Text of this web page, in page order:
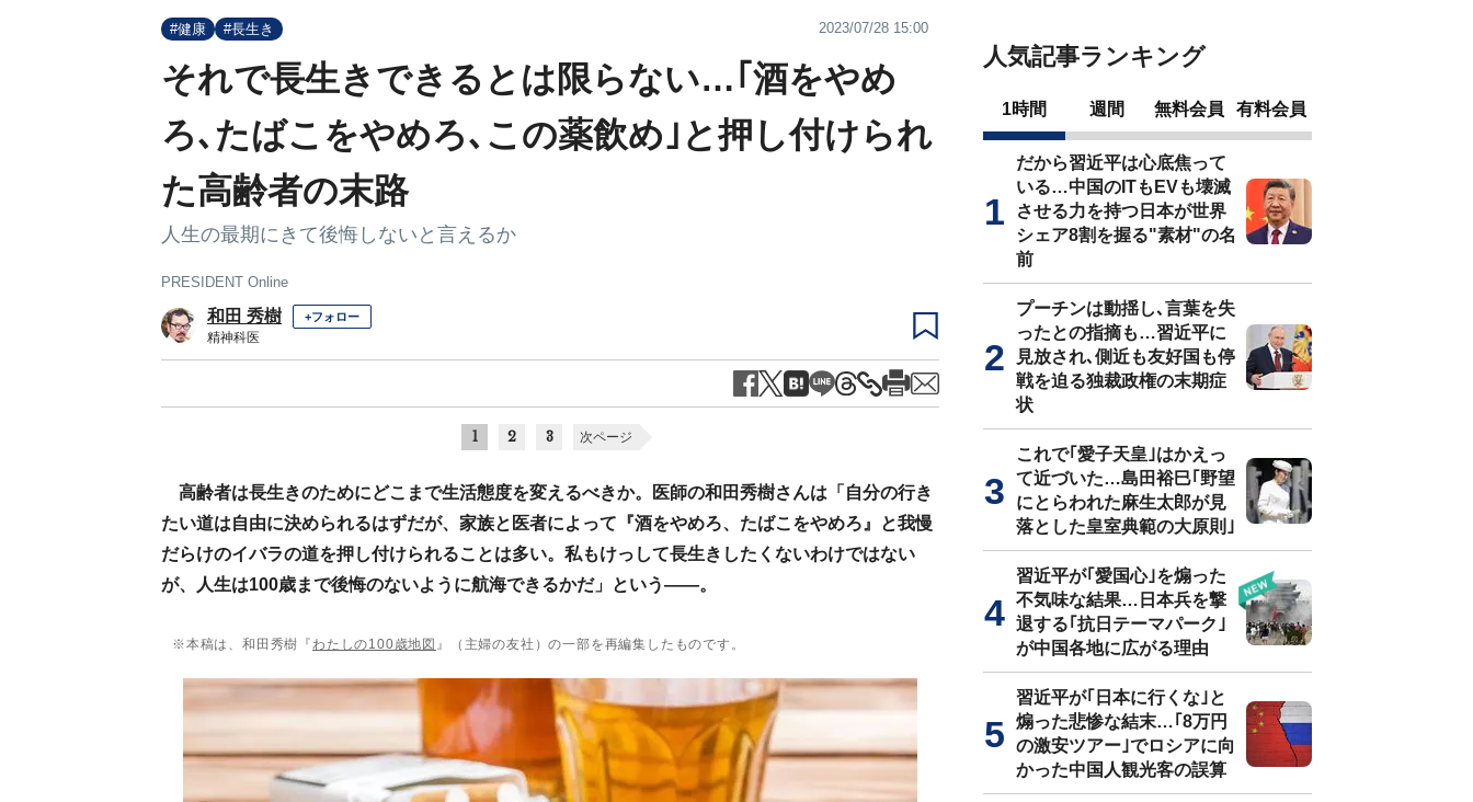
#健康 #長生き 2023/07/28 15:00
それで長生きできるとは限らない…｢酒をやめ
ろ､たばこをやめろ､この薬飲め｣と押し付けられ
た高齢者の末路
人生の最期にきて後悔しないと言えるか
PRESIDENT Online
和田 秀樹 +フォロー
精神科医
1 2 3 次ページ
高齢者は長生きのためにどこまで生活態度を変えるべきか。医師の和田秀樹さんは「自分の行き
たい道は自由に決められるはずだが、家族と医者によって『酒をやめろ、たばこをやめろ』と我慢
だらけのイバラの道を押し付けられることは多い。私もけっして長生きしたくないわけではない
が、人生は100歳まで後悔のないように航海できるかだ」という――。
※本稿は、和田秀樹『わたしの100歳地図 』（主婦の友社）の一部を再編集したものです。
人気記事ランキング
1時間 週間 無料会員 有料会員
だから習近平は心底焦って
いる…中国のITもEVも壊滅
させる力を持つ日本が世界
シェア8割を握る"素材"の名
前
プーチンは動揺し､言葉を失
ったとの指摘も…習近平に
見放され､側近も友好国も停
戦を迫る独裁政権の末期症
状
これで｢愛子天皇｣はかえっ
て近づいた…島田裕巳｢野望
にとらわれた麻生太郎が見
落とした皇室典範の大原則｣
習近平が｢愛国心｣を煽った
不気味な結果…日本兵を撃
退する｢抗日テーマパーク｣
が中国各地に広がる理由
習近平が｢日本に行くな｣と
煽った悲惨な結末…｢8万円
の激安ツアー｣でロシアに向
かった中国人観光客の誤算